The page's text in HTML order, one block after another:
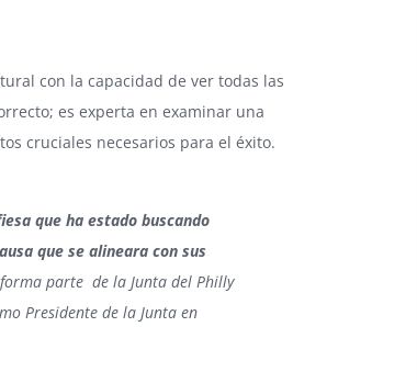
con la capacidad de ver todas las
es experta en examinar una
cruciales necesarios para el éxito.
que ha estado buscando
que se alineara con sus
parte de la Junta del Philly
Presidente de la Junta en